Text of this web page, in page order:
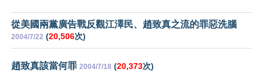
從美國兩黨廣告戰反觀江澤民、趙致真之流的罪惡洗腦
2004/7/22 (20,506次)
趙致真該當何罪 2004/7/18 (20,373次)